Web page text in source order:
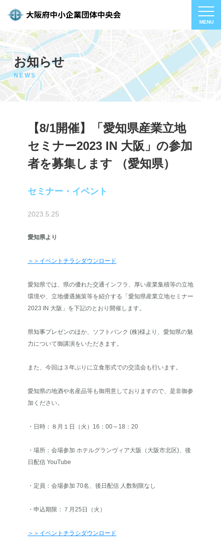
お知らせ
NEWS
【8/1開催】「愛知県産業立地
セミナー2023 IN 大阪」の参加
者を募集します （愛知県）
セミナー・イベント
2023.5.25
愛知県より
＞＞イベントチラシダウンロード
愛知県では、県の優れた交通インフラ、厚い産業集積等の立地
環境や、立地優遇施策等を紹介する「愛知県産業立地セミナー
2023 IN 大阪」を下記のとおり開催します。
県知事プレゼンのほか、ソフトバンク (株)様より、愛知県の魅
力について御講演をいただきます。
また、今回は３年ぶりに立食形式での交流会も行います。
愛知県の地酒や名産品等も御用意しておりますので、是非御参
加ください。
・日時：８月１日（火）16：00～18：20
・場所：会場参加 ホテルグランヴィア大阪（大阪市北区)、後
日配信 YouTube
・定員：会場参加 70名、後日配信 人数制限なし
・申込期限：７月25日（火）
＞＞イベントチラシダウンロード